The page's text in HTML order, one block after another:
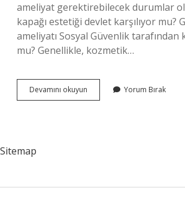
ameliyat gerektirebilecek durumlar
kapağı estetiği devlet karşılıyor mu?
ameliyatı Sosyal Güvenlik tarafından
mu? Genellikle, kozmetik…
Devamını okuyun
Kapağı
Yorum Bırak
Sitemap